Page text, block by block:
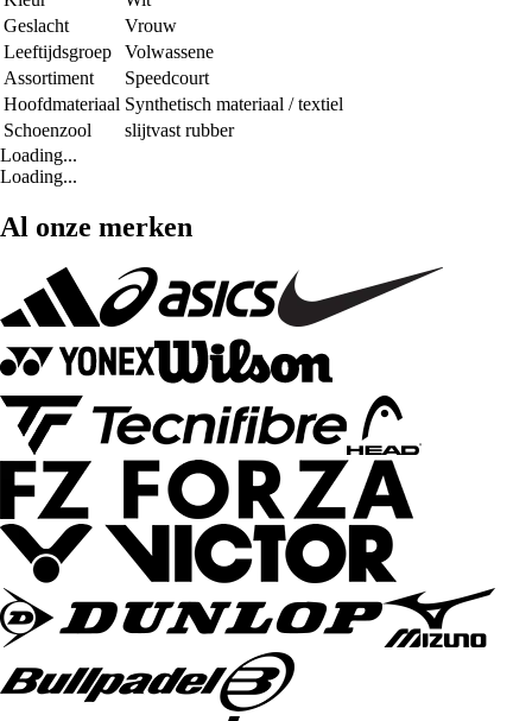
Geslacht
Vrouw
Leeftijdsgroep
Volwassene
Assortiment
Speedcourt
Hoofdmateriaal Synthetisch materiaal / textiel
Schoenzool
slijtvast rubber
Loading...
Loading...
Al onze merken